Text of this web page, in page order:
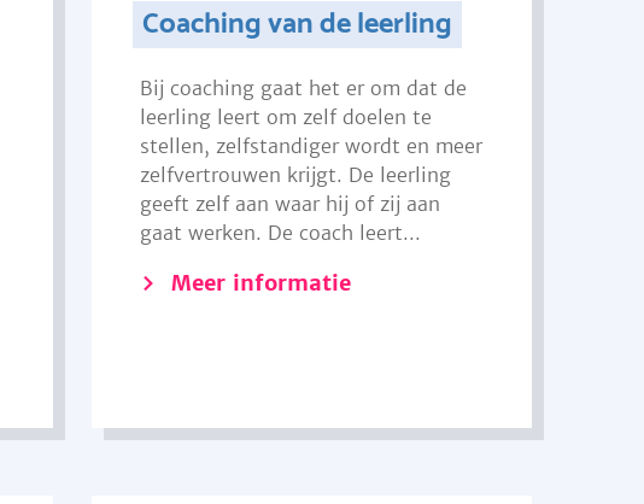
Coaching van de leerling
Bij coaching gaat het er om dat de
leerling leert om zelf doelen te
stellen, zelfstandiger wordt en meer
zelfvertrouwen krijgt. De leerling
geeft zelf aan waar hij of zij aan
gaat werken. De coach leert...
Meer informatie